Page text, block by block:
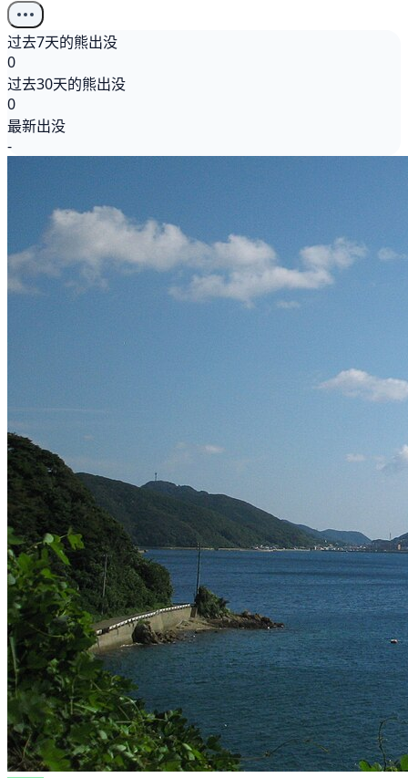
过去7天的熊出没
0
过去30天的熊出没
0
最新出没
-